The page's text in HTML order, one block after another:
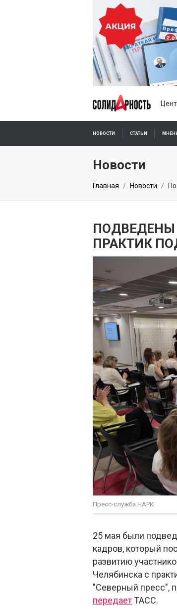
НОВОСТИ СТАТЬИ
ПОДПИСКА ОНЛАЙН
Новости
Главная Новости
ПОДВЕДЕНЫ
ПРАКТИК
Пресс-служба НАРК
25 мая были
кадров, который
развитию
Челябинска с
"Северный пресс",
передаетТАСС.